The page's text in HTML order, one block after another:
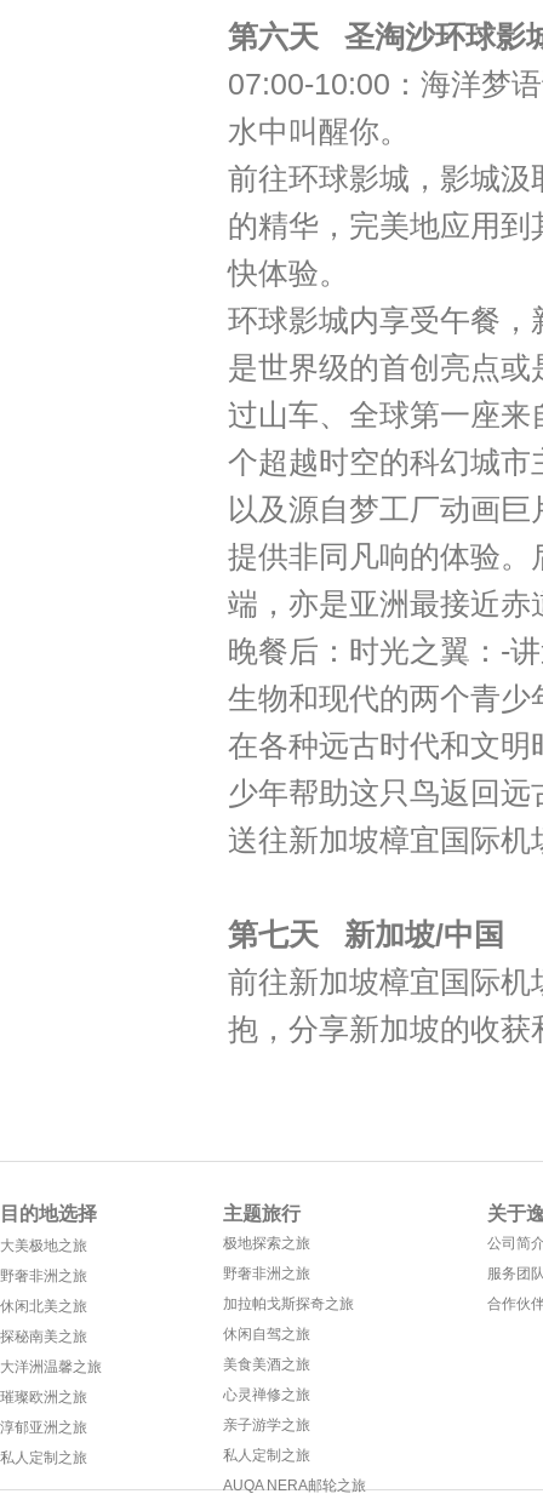
第六天 圣淘沙环球影
07:00-10:00：海洋梦
水中叫醒你。
前往环球影城，影城
的精华，完美地应用到
快体验。
环球影城内享受午餐
是世界级的首创亮点
过山车、全球第一座
个超越时空的科幻城
以及源自梦工厂动画
提供非同凡响的体验
端，亦是亚洲最接近
晚餐后：时光之翼：-
生物和现代的两个青
在各种远古时代和文
少年帮助这只鸟返回
送往新加坡樟宜国际机
第七天 新加坡/中国
前往新加坡樟宜国际
抱，分享新加坡的收获
目的地选择
大美极地之旅
野奢非洲之旅
休闲北美之旅
探秘南美之旅
大洋洲温馨之旅
璀璨欧洲之旅
淳郁亚洲之旅
私人定制之旅
主题旅行
极地探索之旅
野奢非洲之旅
加拉帕戈斯探奇之旅
休闲自驾之旅
美食美酒之旅
心灵禅修之旅
亲子游学之旅
私人定制之旅
AUQA NERA邮轮之旅
关于
公司简
服务团
合作伙